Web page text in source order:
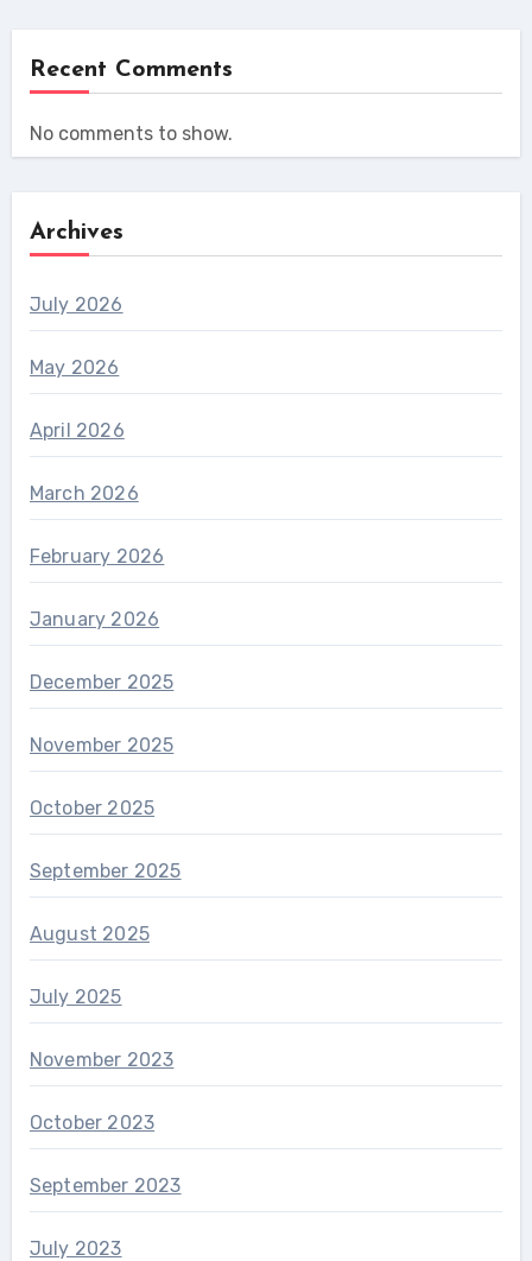
Recent Comments
No comments to show.
Archives
July 2026
May 2026
April 2026
March 2026
February 2026
January 2026
December 2025
November 2025
October 2025
September 2025
August 2025
July 2025
November 2023
October 2023
September 2023
July 2023